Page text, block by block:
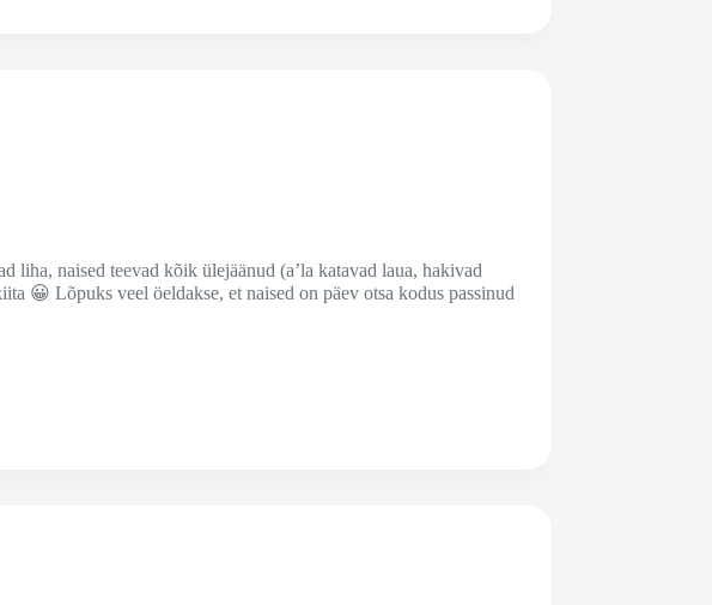
liha, naised teevad kõik ülejäänud (a’la katavad laua, hakivad
😀 Lõpuks veel öeldakse, et naised on päev otsa kodus passinud